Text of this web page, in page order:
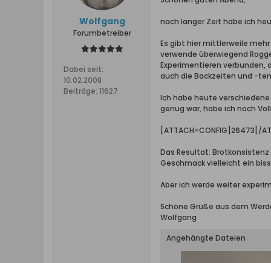
Wolfgang
Forumbetreiber
Dabei seit:
10.02.2008
Beiträge: 11627
nach langer Zeit habe ich
Es gibt hier mittlerweile
verwende überwiegend
Experimentieren verbunden,
auch die Backzeiten und -
Ich habe heute
genug war, habe ich noch
[ATTACH=CONFIG]26473[/
Das Resultat:
Geschmack vielleicht ein
Aber ich werde weiter
Schöne Grüße aus dem
Wolfgang
Angehängte Dateien